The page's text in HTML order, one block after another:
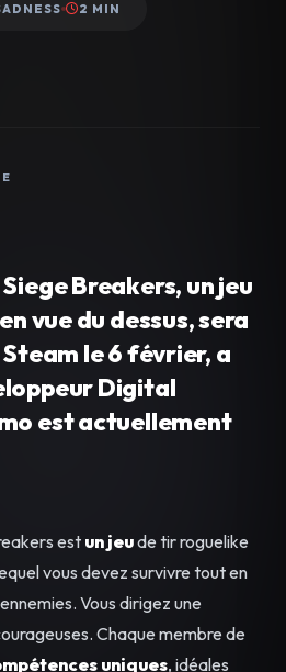
2 MIN
Breakers, un jeu
vue du dessus, sera
le 6 février, a
Digital
est actuellement
est un jeude tir roguelike
vous devez survivre tout en
Vous dirigez une
Chaque membre de
uniques, idéales